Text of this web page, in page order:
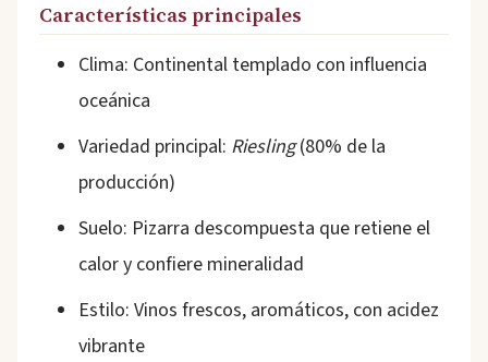
Características principales
Clima: Continental templado con influencia
oceánica
Variedad principal: Riesling(80% de la
producción)
Suelo: Pizarra descompuesta que retiene el
calor y confiere mineralidad
Estilo: Vinos frescos, aromáticos, con acidez
vibrante